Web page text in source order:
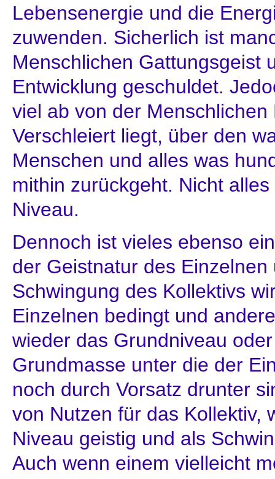
Lebensenergie und die
zuwenden. Sicherlich ist
Menschlichen Gattungsgeist
Entwicklung geschuldet.
viel ab von der Menschlichen
Verschleiert liegt, über den
Menschen und alles was
mithin zurückgeht. Nicht
Niveau.
Dennoch ist vieles ebenso
der Geistnatur des
Schwingung des Kollektivs
Einzelnen bedingt und
wieder das Grundniveau
Grundmasse unter die der
noch durch Vorsatz drunter
von Nutzen für das Kollektiv,
Niveau geistig und als
Auch wenn einem vielleicht